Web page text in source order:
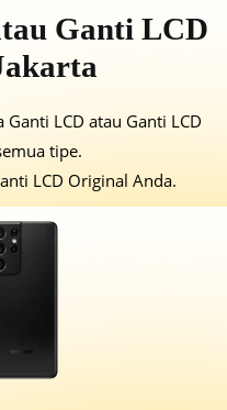
Ganti LCD
LCD atau Ganti LCD
tipe.
LCD Original Anda.